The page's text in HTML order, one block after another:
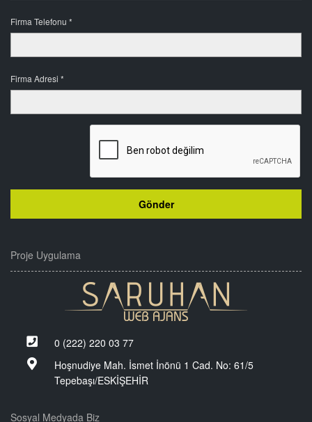
Firma Telefonu *
Firma Adresi *
Proje Uygulama
0 (222) 220 03 77
Hoşnudiye Mah. İsmet İnönü 1 Cad. No: 61/5
Tepebaşı/ESKİŞEHİR
Sosyal Medyada Biz